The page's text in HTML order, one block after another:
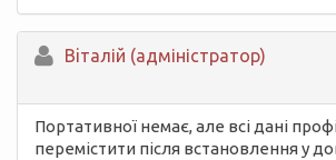
Вiталій (адміністратор)
Портативної немає, але всі дані
перемістити після встановлення у